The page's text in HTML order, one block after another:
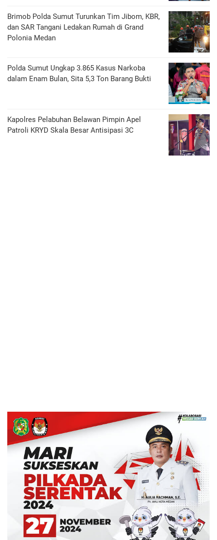
Brimob Polda Sumut Turunkan Tim Jibom, KBR,
dan SAR Tangani Ledakan Rumah di Grand
Polonia Medan
Polda Sumut Ungkap 3.865 Kasus Narkoba
dalam Enam Bulan, Sita 5,3 Ton Barang Bukti
Kapolres Pelabuhan Belawan Pimpin Apel
Patroli KRYD Skala Besar Antisipasi 3C